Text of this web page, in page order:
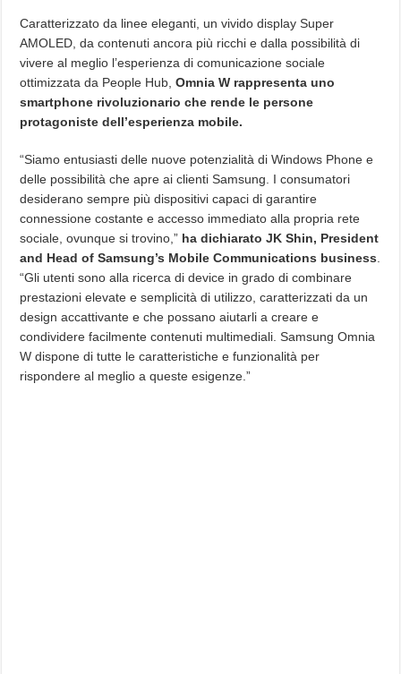
Caratterizzato da linee eleganti, un vivido display Super
AMOLED, da contenuti ancora più ricchi e dalla possibilità di
vivere al meglio l’esperienza di comunicazione sociale
ottimizzata da People Hub,Omnia W rappresenta uno
smartphone rivoluzionario che rende le persone
protagoniste dell’esperienza mobile.
“Siamo entusiasti delle nuove potenzialità di Windows Phone e
delle possibilità che apre ai clienti Samsung. I consumatori
desiderano sempre più dispositivi capaci di garantire
connessione costante e accesso immediato alla propria rete
sociale, ovunque si trovino,” ha dichiarato JK Shin, President
and Head of Samsung’s Mobile Communications business
“Gli utenti sono alla ricerca di device in grado di combinare
prestazioni elevate e semplicità di utilizzo, caratterizzati da un
design accattivante e che possano aiutarli a creare e
condividere facilmente contenuti multimediali. Samsung Omnia
W dispone di tutte le caratteristiche e funzionalità per
rispondere al meglio a queste esigenze.”